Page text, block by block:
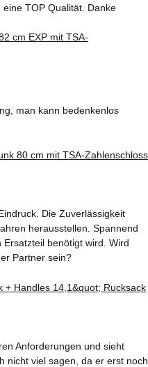
TOP Qualität. Danke
man kann bedenkenlos
Die Zuverlässigkeit
herausstellen. Spannend
benötigt wird. Wird
Partner sein?
Anforderungen und sieht
nicht viel sagen, da er erst noch